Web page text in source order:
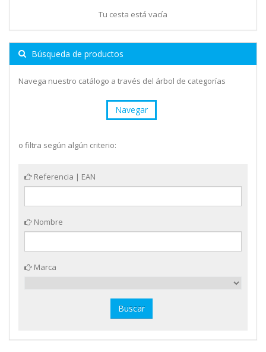
Tu cesta está vacía
Búsqueda de productos
Navega nuestro catálogo a través del árbol de categorías
Navegar
o filtra según algún criterio:
Referencia | EAN
Nombre
Marca